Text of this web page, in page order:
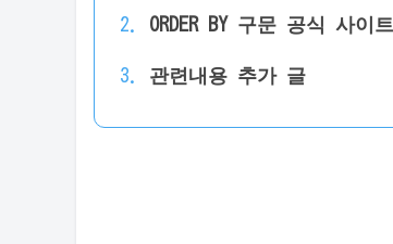
ORDER BY 구문 공식 사이트
관련내용 추가 글